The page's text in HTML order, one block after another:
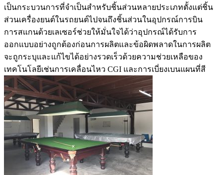
เป็นกระบวนการที่จำเป็นสำหรับชิ้นส่วนหลายประเภทตั้งแต่ชิ้น
ส่วนเครื่องยนต์ในรถยนต์ไปจนถึงชิ้นส่วนในอุปกรณ์การบิน
การสแกนด้วยเลเซอร์ช่วยให้มั่นใจได้ว่าอุปกรณ์ได้รับการ
ออกแบบอย่างถูกต้องก่อนการผลิตและข้อผิดพลาดในการผลิต
จะถูกระบุและแก้ไขได้อย่างรวดเร็วด้วยความช่วยเหลือของ
เทคโนโลยีเช่นการเคลื่อนไหว CGI และการเบี่ยงเบนแผนที่สี